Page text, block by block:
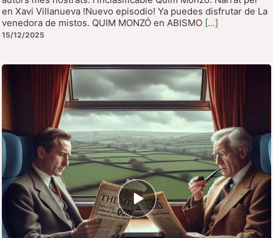
en Xavi Villanueva !Nuevo episodio! Ya puedes disfrutar de La
venedora de mistos. QUIM MONZÓ en ABISMO [...]
15/12/2025
Icono
de
reproducción
de
episodios